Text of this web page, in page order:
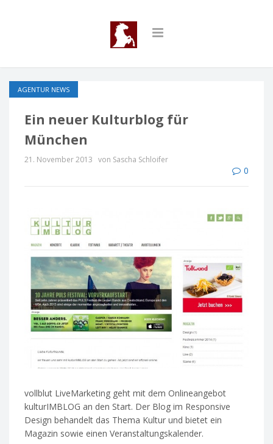
AGENTUR NEWS
Ein neuer Kulturblog für
München
21. November 2013 von Sascha Schloifer
0
vollblut LiveMarketing geht mit dem Onlineangebot
kulturIMBLOG an den Start. Der Blog im Responsive
Design behandelt das Thema Kultur und bietet ein
Magazin sowie einen Veranstaltungskalender.